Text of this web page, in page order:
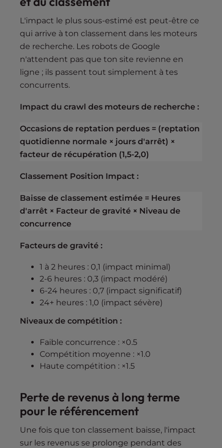
L'impact le plus sous-estimé est peut-être ce
qui arrive à ton classement dans les moteurs
de recherche. Les robots de Google
n'attendent pas que ton site revienne en
ligne ; ils passent tout simplement à tes
concurrents.
Impact du crawl des moteurs de recherche :
Occasions de reptation perdues = (reptation
quotidienne normale × jours d'arrêt) ×
facteur de récupération (1,5-2,0)
Classement Position Impact :
Baisse de classement estimée = Heures
d'arrêt × Facteur de gravité × Niveau de
concurrence
Facteurs de gravité :
1 à 2 heures : 0,1 (impact minimal)
2-6 heures : 0,3 (impact modéré)
6-24 heures : 0,7 (impact significatif)
24+ heures : 1,0 (impact sévère)
Niveaux de compétition :
Faible concurrence : ×0.5
Compétition moyenne : ×1.0
Haute compétition : ×1.5
Perte de revenus à long terme
pour le référencement
Une fois que ton classement baisse, l'impact
sur les revenus se prolonge pendant des